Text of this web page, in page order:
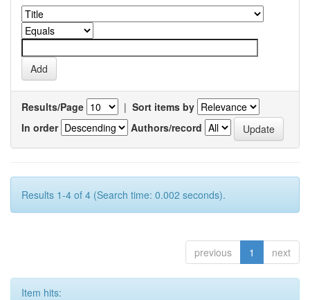
Results/Page | Sort items by
In order
Authors/record
Results 1-4 of 4 (Search time: 0.002 seconds).
previous 1 next
Item hits: